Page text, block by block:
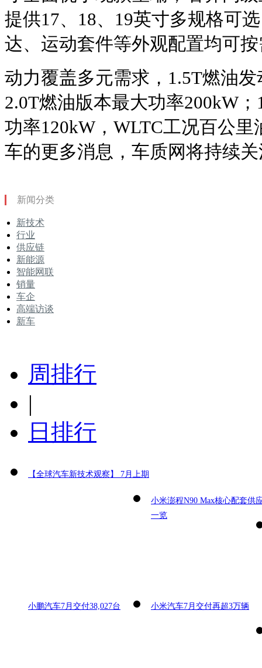
提供17、18、19英寸多规格可
达、运动套件等外观配置均可
动力覆盖多元需求，1.5T燃油
2.0T燃油版本最大功率200kW
功率120kW，WLTC工况百公
车的更多消息，车质网将持续
新闻分类
新技术
行业
供应链
新能源
智能网联
销量
车企
高端访谈
新车
周排行
|
日排行
【全球汽车新技术观察】 7月上期
小米澎程N90 Max核心配套供
一览
小鹏汽车7月交付38,027台 小米汽车7月交付再超3万辆